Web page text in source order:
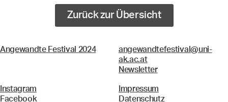
Zurück zur Übersicht
Angewandte Festival 2024
angewandtefestival@uni-
ak.ac.at
Newsletter
Instagram
Facebook
Impressum
Datenschutz